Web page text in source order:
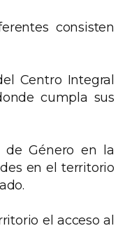
consisten
Centro Integral
cumpla sus
de Género en la
en el territorio
el acceso al